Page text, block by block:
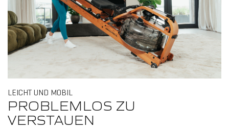
LEICHT UND MOBIL
PROBLEMLOS ZU
VERSTAUEN